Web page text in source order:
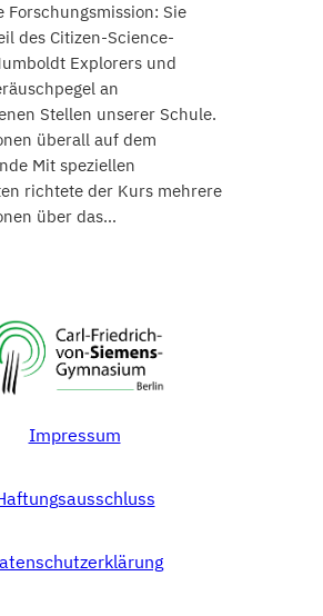
Forschungsmission: Sie
des Citizen-Science-
Explorers und
an
Stellen unserer Schule.
überall auf dem
Mit speziellen
richtete der Kurs mehrere
über das…
Impressum